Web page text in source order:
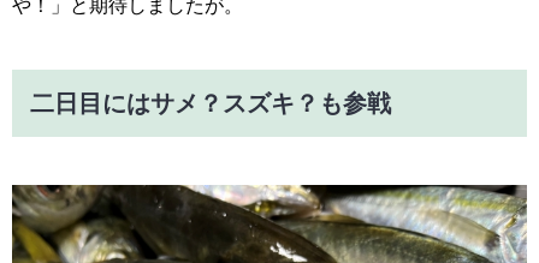
や！」と期待しましたが。
二日目にはサメ？スズキ？も参戦